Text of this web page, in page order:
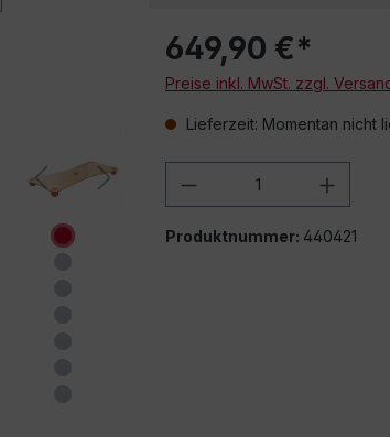
649,90 €*
Preise inkl. MwSt. zzgl.
Lieferzeit: Momentan nicht
Produkt Anzahl:
Produktnummer: 440421